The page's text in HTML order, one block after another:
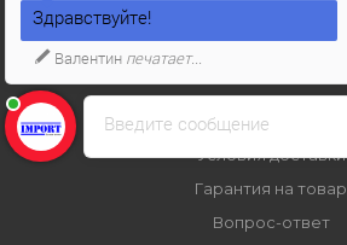
Условия оплаты
Условия доставки
Гарантия на товар
Вопрос-ответ
Введите сообщение
Здравствуйте!
Валентин печатает...